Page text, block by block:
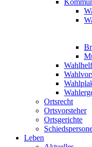
Ortsrecht
Ortsvorsteher
Ortsgerichte
Leben